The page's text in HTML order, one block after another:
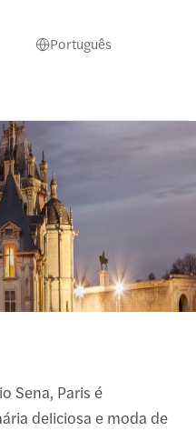
Português
Sena, Paris é
deliciosa e moda de